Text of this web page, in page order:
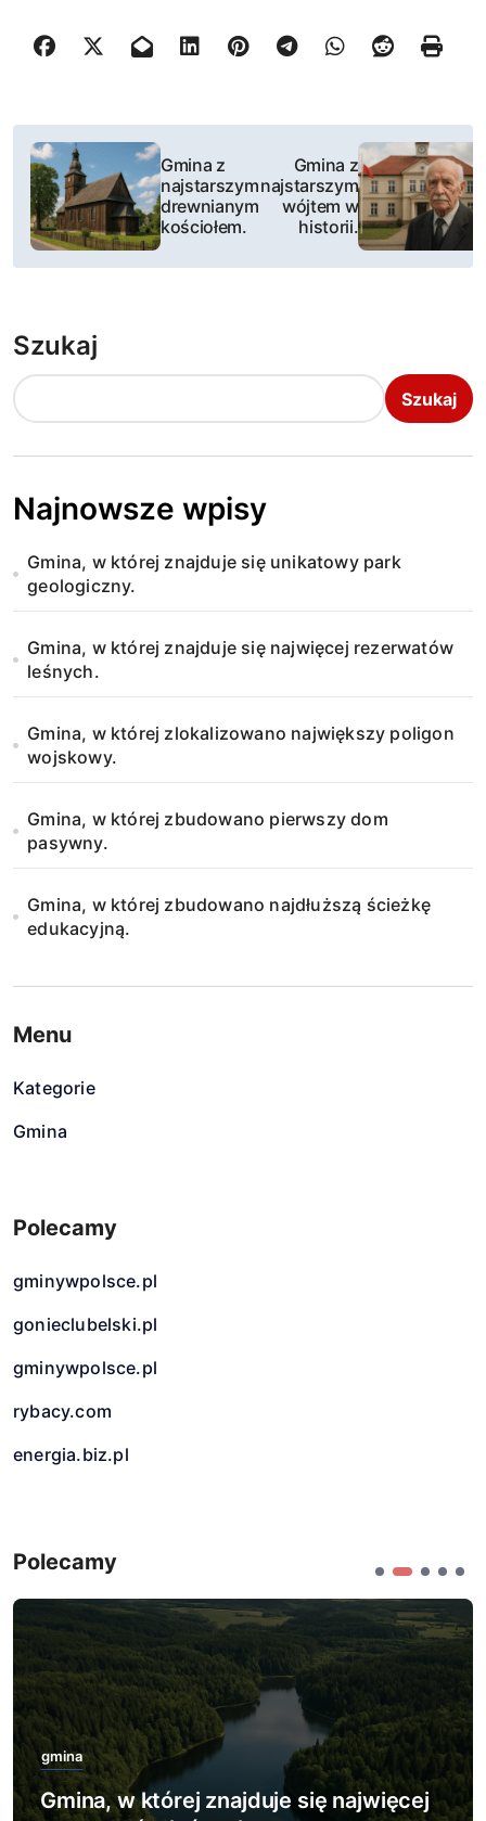
N
w
i
g
a
c
j
a
w
p
s
u
Gmina z
najstarszym
drewnianym
kościołem.
Gmina z
najstarszym
wójtem w
historii.
Szukaj
Szukaj
Najnowsze wpisy
Gmina, w której znajduje się unikatowy park
geologiczny.
Gmina, w której znajduje się najwięcej rezerwatów
leśnych.
Gmina, w której zlokalizowano największy poligon
wojskowy.
Gmina, w której zbudowano pierwszy dom
pasywny.
Gmina, w której zbudowano najdłuższą ścieżkę
edukacyjną.
Menu
Kategorie
Gmina
Polecamy
gminywpolsce.pl
gonieclubelski.pl
gminywpolsce.pl
rybacy.com
energia.biz.pl
Polecamy
gmina
Gmina, w której zlokalizowano